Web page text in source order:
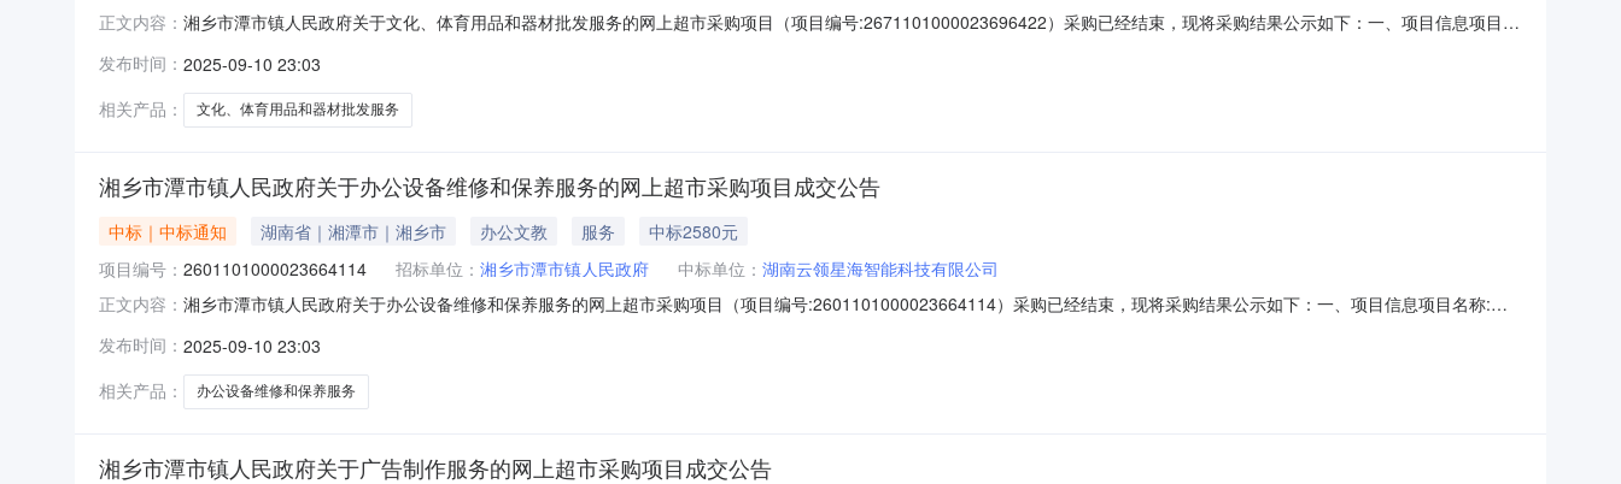
正文内容： 湘乡市潭市镇人民政府关于文化、体育用品和器材批发服务的网上超市采购项目（项目编号:2671101000023696422）采购已经结束，现将采购结果公示如下：一、项目信息项目名
息：项目所在行政区划编码:430381项目所在行政区划名称:湖南省湘潭市湘乡市报价起止时间:-二、采购单位信息采购单位名称:湘乡市潭市镇人民政府采购单位地
发布时间： 2025-09-10 23:03
相关产品：
文化、体育用品和器材批发服务
湘乡市潭市镇人民政府关于办公设备维修和保养服务的网上超市采购项目成交公告
中标｜中标通知 湖南省｜湘潭市｜湘乡市 办公文教 服务
中标2580元
项目编号： 2601101000023664114 招标单位： 湘乡市潭市镇人民政府 中标单位： 湖南云领星海智能科技有限公司
正文内容： 湘乡市潭市镇人民政府关于办公设备维修和保养服务的网上超市采购项目（项目编号:2601101000023664114）采购已经结束，现将采购结果公示如下：一、项目信息项目名称:湘
行政区划编码:430381项目所在行政区划名称:湖南省湘潭市湘乡市报价起止时间:-二、采购单位信息采购单位名称:湘乡市潭市镇人民政府采购单位地址:潭市镇人
发布时间： 2025-09-10 23:03
相关产品：
办公设备维修和保养服务
湘乡市潭市镇人民政府关于广告制作服务的网上超市采购项目成交公告